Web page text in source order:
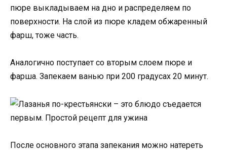
пюре выкладываем на дно и распределяем по
поверхности. На слой из пюре кладем обжаренный
фарш, тоже часть.
Аналогично поступает со вторым слоем пюре и
фарша. Запекаем ванью при 200 градусах 20 минут.
После основного этапа запекания можно натереть